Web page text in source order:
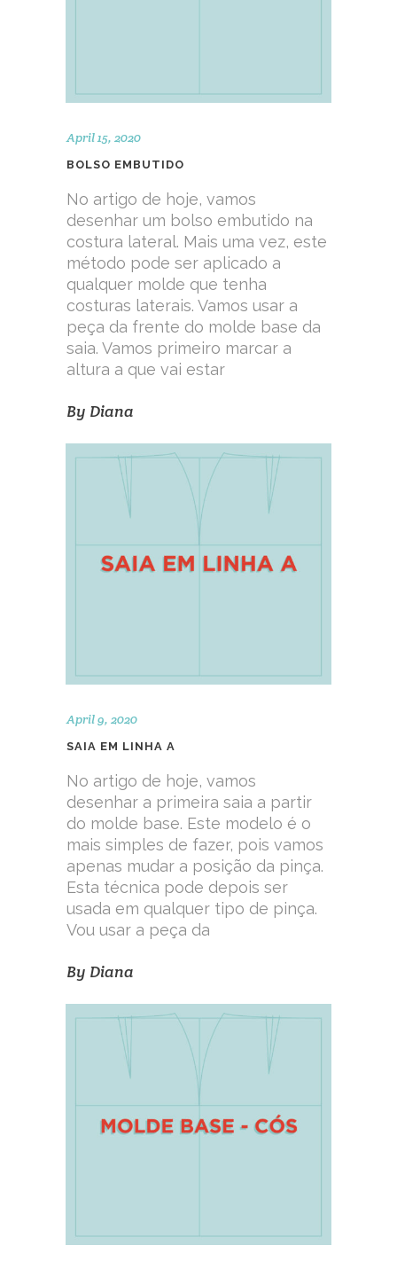
April 15, 2020
BOLSO EMBUTIDO
No artigo de hoje, vamos
desenhar um bolso embutido na
costura lateral. Mais uma vez, este
método pode ser aplicado a
qualquer molde que tenha
costuras laterais. Vamos usar a
peça da frente do molde base da
saia. Vamos primeiro marcar a
altura a que vai estar
By Diana
April 9, 2020
SAIA EM LINHA A
No artigo de hoje, vamos
desenhar a primeira saia a partir
do molde base. Este modelo é o
mais simples de fazer, pois vamos
apenas mudar a posição da pinça.
Esta técnica pode depois ser
usada em qualquer tipo de pinça.
Vou usar a peça da
By Diana